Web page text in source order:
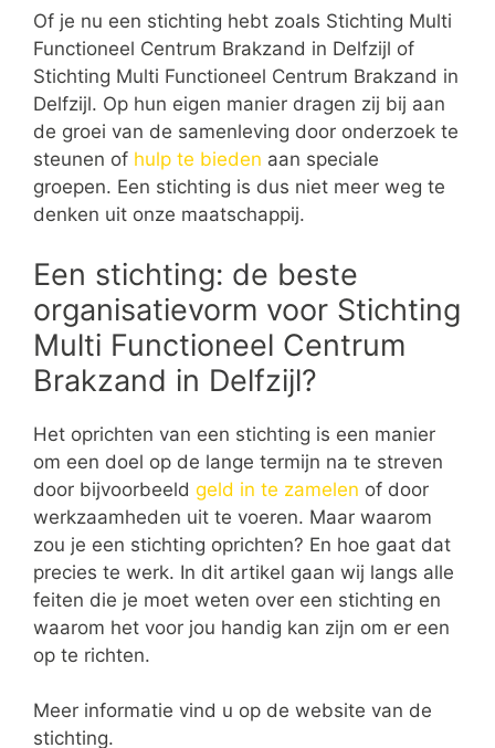
Of je nu een stichting hebt zoals Stichting Multi
Functioneel Centrum Brakzand in Delfzijl of
Stichting Multi Functioneel Centrum Brakzand in
Delfzijl. Op hun eigen manier dragen zij bij aan
de groei van de samenleving door onderzoek te
steunen of hulp te bieden aan speciale
groepen. Een stichting is dus niet meer weg te
denken uit onze maatschappij.
Een stichting: de beste
organisatievorm voor Stichting
Multi Functioneel Centrum
Brakzand in Delfzijl?
Het oprichten van een stichting is een manier
om een doel op de lange termijn na te streven
door bijvoorbeeld geld in te zamelen of door
werkzaamheden uit te voeren. Maar waarom
zou je een stichting oprichten? En hoe gaat dat
precies te werk. In dit artikel gaan wij langs alle
feiten die je moet weten over een stichting en
waarom het voor jou handig kan zijn om er een
op te richten.
Meer informatie vind u op de website van de
stichting.